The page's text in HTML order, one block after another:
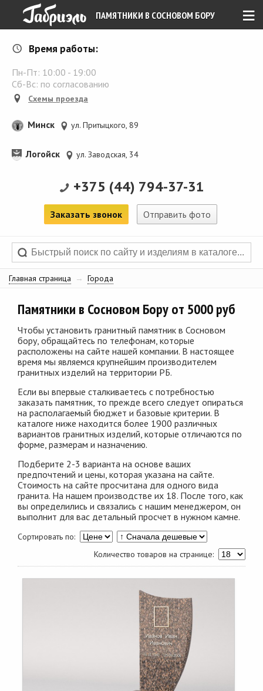
≡
ПАМЯТНИКИ В СОСНОВОМ БОРУ
Время работы:
Пн-Пт: 10:00 - 19:00
Сб-Вс: по согласованию
Схемы проезда
Минск ул. Притыцкого, 89
Логойск ул. Заводская, 34
+375 (44) 794-37-31
Заказать звонок Отправить фото
Главная страница → Города
Памятники в Сосновом Бору от 5000 руб
Чтобы установить гранитный памятник в Сосновом
бору, обращайтесь по телефонам, которые
расположены на сайте нашей компании. В настоящее
время мы являемся крупнейшим производителем
гранитных изделий на территории РБ.
Если вы впервые сталкиваетесь с потребностью
заказать памятник, то прежде всего следует опираться
на располагаемый бюджет и базовые критерии. В
каталоге ниже находится более 1900 различных
вариантов гранитных изделий, которые отличаются по
форме, размерам и назначению.
Подберите 2-3 варианта на основе ваших
предпочтений и цены, которая указана на сайте.
Стоимость на сайте просчитана для одного вида
гранита. На нашем производстве их 18. После того, как
вы определились и связались с нашим менеджером, он
выполнит для вас детальный просчет в нужном камне.
Сортировать по:
Количество товаров на странице: